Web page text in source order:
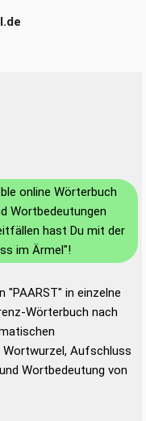
online Wörterbuch
Wortbedeutungen
hast Du mit der
im Ärmel"!
in einzelne
Wörterbuch nach
Aufschluss
Wortbedeutung von